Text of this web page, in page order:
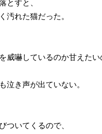
とすと、
汚れた猫だった。
威嚇しているのか甘えた
泣き声が出ていない。
ついてくるので、